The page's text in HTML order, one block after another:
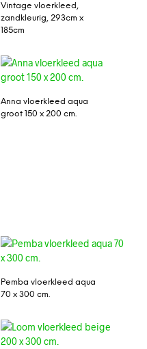
Vintage vloerkleed,
zandkleurig, 293cm x
185cm
Anna vloerkleed aqua
groot 150 x 200 cm.
Pemba vloerkleed aqua
70 x 300 cm.